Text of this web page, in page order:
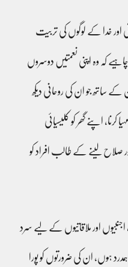
اور خدا کے لوگوں کی تربیت
کہ وہ اپنی نعمتیں دوسروں
ساتھ جو ان کی روحانی دیکھ
اپنے گھر کو کلیسیائی
صلاح لینے کے طالب افراد کو
اور ملاقاتیوں کے لیے سرد
ہوں، ان کی ضرورتوں کو پورا